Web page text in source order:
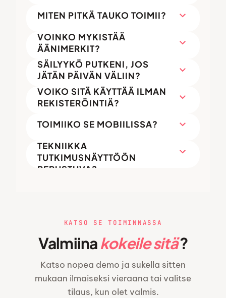
MITEN PITKÄ TAUKO TOIMII? expand_more
VOINKO MYKISTÄÄ
ÄÄNIMERKIT?
expand_more
SÄILYYKÖ PUTKENI, JOS
JÄTÄN PÄIVÄN VÄLIIN?
expand_more
VOIKO SITÄ KÄYTTÄÄ ILMAN
REKISTERÖINTIÄ?
expand_more
TOIMIIKO SE MOBIILISSA? expand_more
TEKNIIKKA
TUTKIMUSNÄYTTÖÖN
PERUSTUVA?
expand_more
KATSO SE TOIMINNASSA
Valmiinakokeile sitä?
Katso nopea demo ja sukella sitten
mukaan ilmaiseksi vieraana tai valitse
tilaus, kun olet valmis.